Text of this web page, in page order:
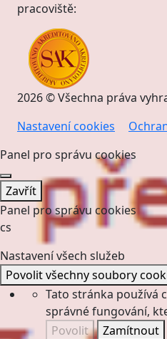
pracoviště:
2026 © Všechna práva
Nastavení cookies
Panel pro správu cookies
Zavřít
Panel pro správu cookies
cs
Nastavení všech služeb
Povolit všechny soubory
Tato stránka používá
správné fungování,
Povolit
Zamítnout